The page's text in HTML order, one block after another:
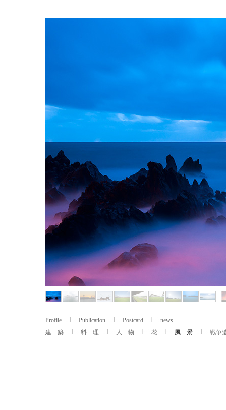
Profile Publication Postcard
news
建 築
料 理 人 物 花 風 景 戦争